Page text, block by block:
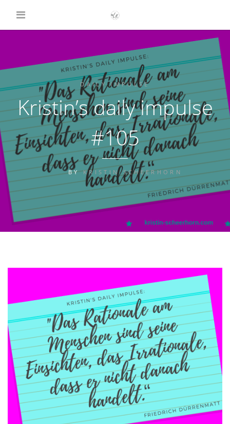
DAILY IMPULSE
Kristin’s daily impulse
#105
BYKRISTIN SCHEERHORN